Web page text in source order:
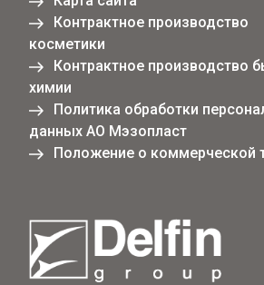
Контрактное производство
косметики
Контрактное производство
химии
Политика обработки
данных АО Мэзопласт
Положение о коммерческой